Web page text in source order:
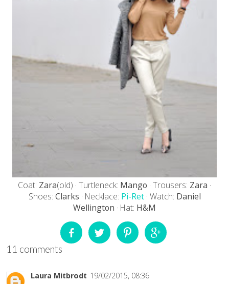
Coat: Zara(old) · Turtleneck: Mango · Trousers: Zara ·
Shoes: Clarks · Necklace: Pi-Ret· Watch: Daniel
Wellington · Hat: H&M
11 comments
Laura Mitbrodt 19/02/2015, 08:36